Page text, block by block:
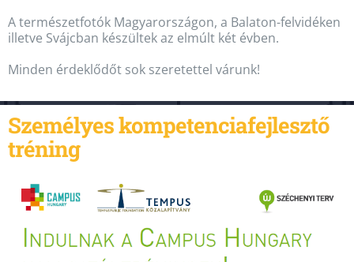
A természetfotók Magyarországon, a Balaton-felvidéken
illetve Svájcban készültek az elmúlt két évben.
Minden érdeklődőt sok szeretettel várunk!
Személyes kompetenciafejlesztő
tréning